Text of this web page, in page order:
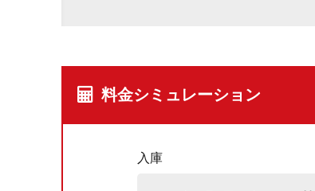
料金シミュレーション
入庫